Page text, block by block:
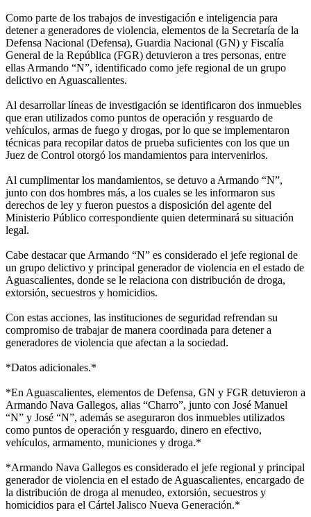
Como parte de los trabajos de investigación e inteligencia para
detener a generadores de violencia, elementos de la Secretaría de la
Defensa Nacional (Defensa), Guardia Nacional (GN) y Fiscalía
General de la República (FGR) detuvieron a tres personas, entre
ellas Armando “N”, identificado como jefe regional de un grupo
delictivo en Aguascalientes.
Al desarrollar líneas de investigación se identificaron dos inmuebles
que eran utilizados como puntos de operación y resguardo de
vehículos, armas de fuego y drogas, por lo que se implementaron
técnicas para recopilar datos de prueba suficientes con los que un
Juez de Control otorgó los mandamientos para intervenirlos.
Al cumplimentar los mandamientos, se detuvo a Armando “N”,
junto con dos hombres más, a los cuales se les informaron sus
derechos de ley y fueron puestos a disposición del agente del
Ministerio Público correspondiente quien determinará su situación
legal.
Cabe destacar que Armando “N” es considerado el jefe regional de
un grupo delictivo y principal generador de violencia en el estado de
Aguascalientes, donde se le relaciona con distribución de droga,
extorsión, secuestros y homicidios.
Con estas acciones, las instituciones de seguridad refrendan su
compromiso de trabajar de manera coordinada para detener a
generadores de violencia que afectan a la sociedad.
*Datos adicionales.*
*En Aguascalientes, elementos de Defensa, GN y FGR detuvieron a
Armando Nava Gallegos, alias “Charro”, junto con José Manuel
“N” y José “N”, además se aseguraron dos inmuebles utilizados
como puntos de operación y resguardo, dinero en efectivo,
vehículos, armamento, municiones y droga.*
*Armando Nava Gallegos es considerado el jefe regional y principal
generador de violencia en el estado de Aguascalientes, encargado de
la distribución de droga al menudeo, extorsión, secuestros y
homicidios para el Cártel Jalisco Nueva Generación.*